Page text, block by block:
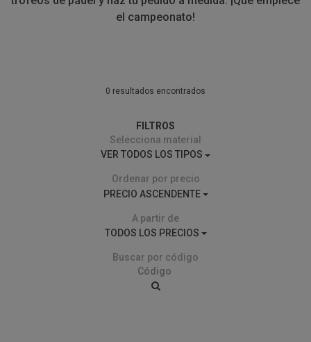
el campeonato!
0 resultados encontrados
FILTROS
Selecciona material
VER TODOS LOS TIPOS
Ordenar por precio
PRECIO ASCENDENTE
A partir de
TODOS LOS PRECIOS
Buscar por código